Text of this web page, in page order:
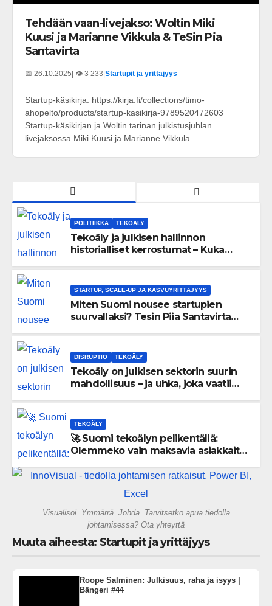
Tehdään vaan-livejakso: Woltin Miki
Kuusi ja Marianne Vikkula & TeSin Pia
Santavirta
📅 26.10.2025| 👁️ 3 233|Startupit ja yrittäjyys
Startup-käsikirja: https://kirja.fi/collections/timo-
ahopelto/products/startup-kasikirja-9789520472603
Startup-käsikirjan ja Woltin tarinan julkistusjuhlan
livejaksossa Miki Kuusi ja Marianne Vikkula...
POLITIIKKA TEKOÄLY
Tekoäly ja julkisen hallinnon
historialliset kerrostumat – Kuka
STARTUP, SCALE-UP JA KASVUYRITTÄJYYS
Miten Suomi nousee startupien
suurvallaksi? Tesin Piia Santavirta
DISRUPTIO TEKOÄLY
Tekoäly on julkisen sektorin suurin
mahdollisuus – ja uhka, joka vaatii
TEKOÄLY
🚀 Suomi tekoälyn pelikentällä:
Olemmeko vain maksavia asiakkaita
gigatehtaan?
Visualisoi. Ymmärrä. Johda. Tarvitsetko apua tiedolla
johtamisessa? Ota yhteyttä
Muuta aiheesta: Startupit ja yrittäjyys
Roope Salminen: Julkisuus, raha ja isyys |
Bängeri #44